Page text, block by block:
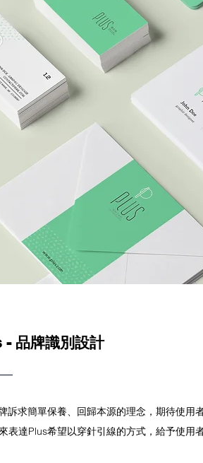
- 品牌識別設計
訴求簡單保養、回歸本源的理念，期待使
表達Plus希望以穿針引線的方式，給予使用